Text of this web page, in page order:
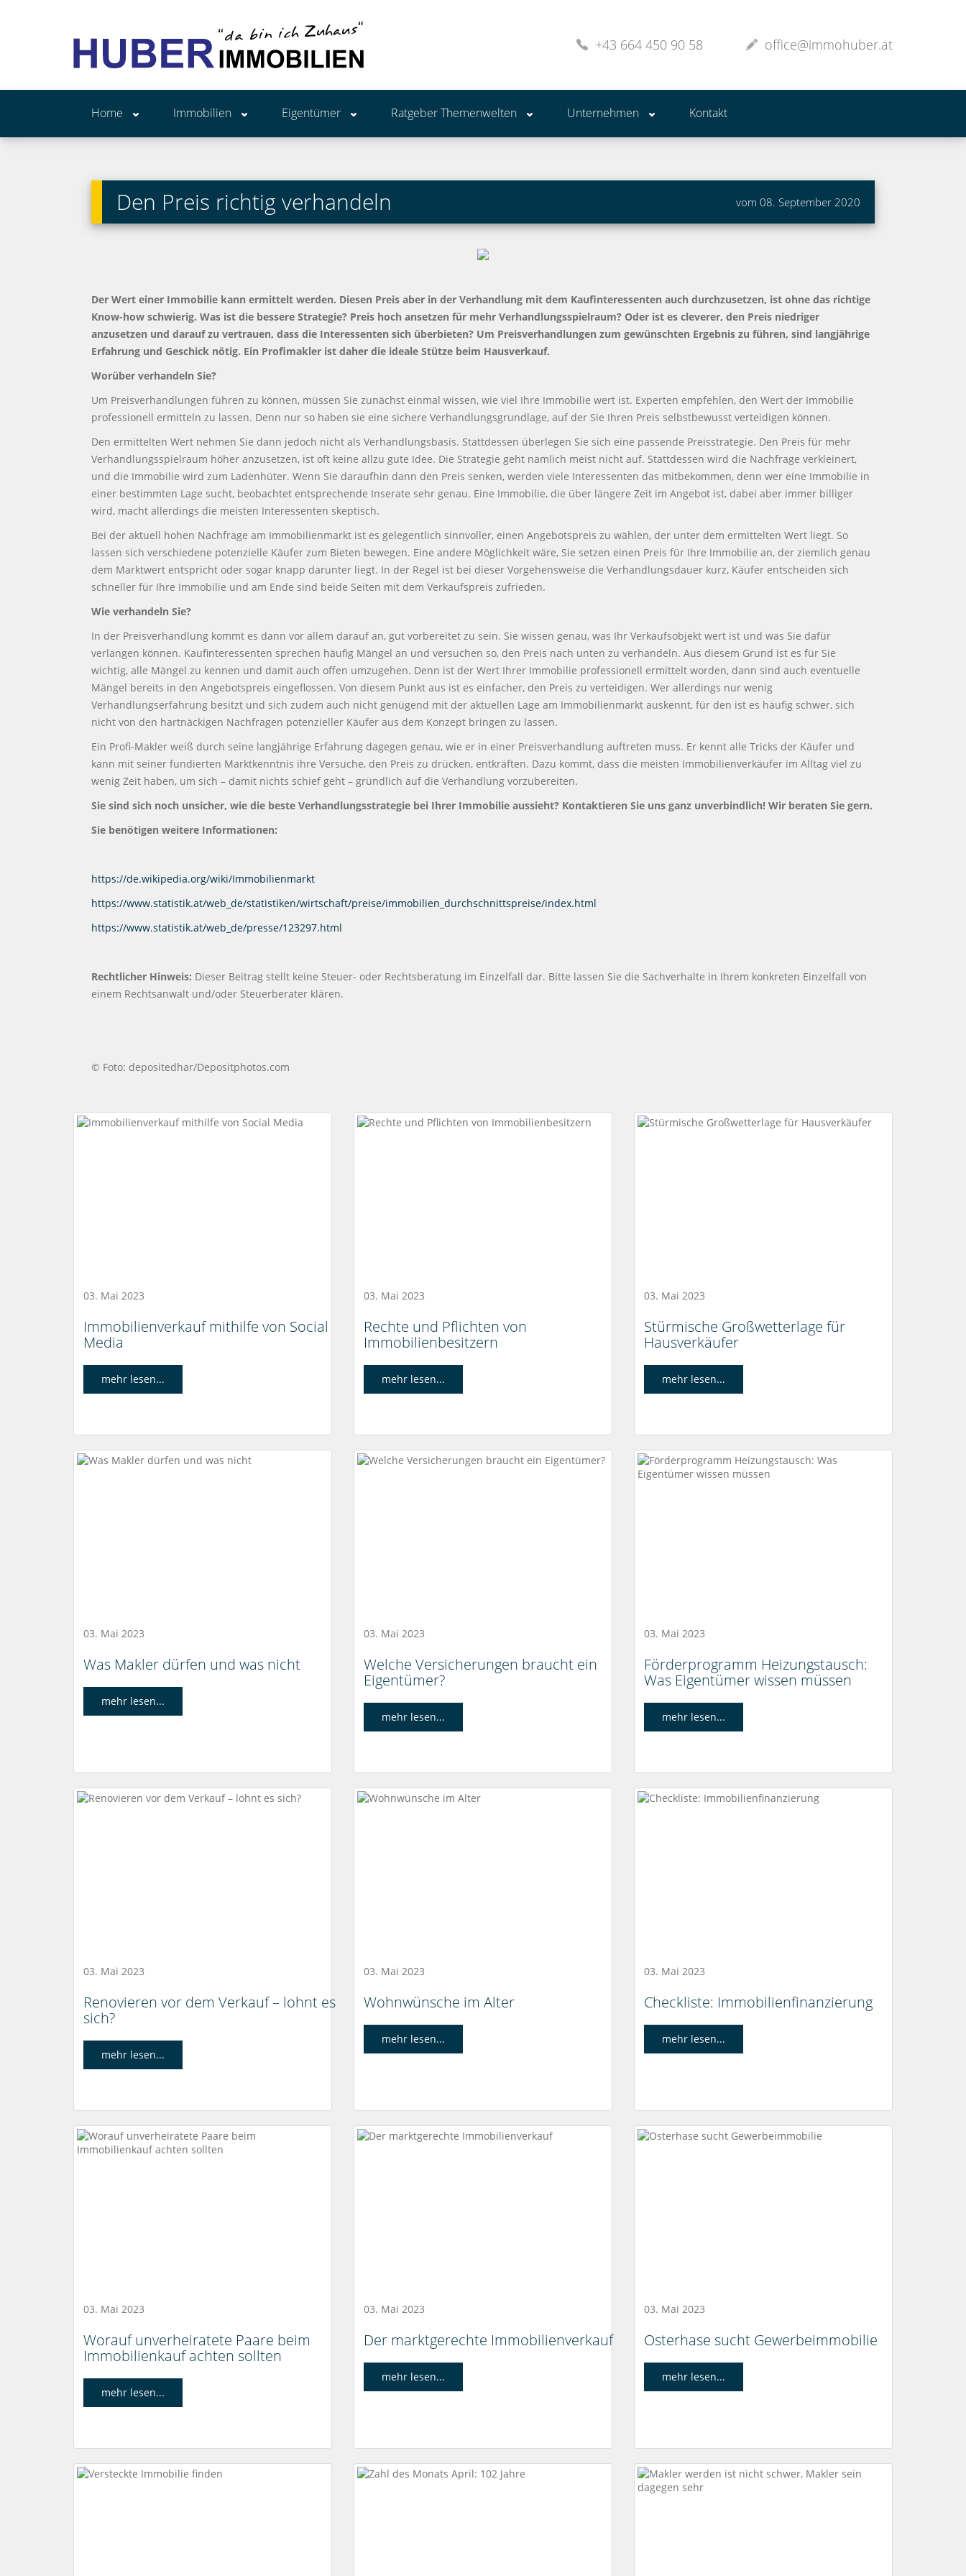
office@immohuber.at
+43 664 450 90 58
Home Immobilien Eigentümer Ratgeber Themenwelten Unternehmen Kontakt
Den Preis richtig verhandeln vom 08. September 2020
Der Wert einer Immobilie kann ermittelt werden. Diesen Preis aber in der Verhandlung mit dem Kaufinteressenten auch durchzusetzen, ist ohne das richtige
Know-how schwierig. Was ist die bessere Strategie? Preis hoch ansetzen für mehr Verhandlungsspielraum? Oder ist es cleverer, den Preis niedriger
anzusetzen und darauf zu vertrauen, dass die Interessenten sich überbieten? Um Preisverhandlungen zum gewünschten Ergebnis zu führen, sind langjährige
Erfahrung und Geschick nötig. Ein Profimakler ist daher die ideale Stütze beim Hausverkauf.
Worüber verhandeln Sie?
Um Preisverhandlungen führen zu können, müssen Sie zunächst einmal wissen, wie viel Ihre Immobilie wert ist. Experten empfehlen, den Wert der Immobilie
professionell ermitteln zu lassen. Denn nur so haben sie eine sichere Verhandlungsgrundlage, auf der Sie Ihren Preis selbstbewusst verteidigen können.
Den ermittelten Wert nehmen Sie dann jedoch nicht als Verhandlungsbasis. Stattdessen überlegen Sie sich eine passende Preisstrategie. Den Preis für mehr
Verhandlungsspielraum höher anzusetzen, ist oft keine allzu gute Idee. Die Strategie geht nämlich meist nicht auf. Stattdessen wird die Nachfrage verkleinert,
und die Immobilie wird zum Ladenhüter. Wenn Sie daraufhin dann den Preis senken, werden viele Interessenten das mitbekommen, denn wer eine Immobilie in
einer bestimmten Lage sucht, beobachtet entsprechende Inserate sehr genau. Eine Immobilie, die über längere Zeit im Angebot ist, dabei aber immer billiger
wird, macht allerdings die meisten Interessenten skeptisch.
Bei der aktuell hohen Nachfrage am Immobilienmarkt ist es gelegentlich sinnvoller, einen Angebotspreis zu wählen, der unter dem ermittelten Wert liegt. So
lassen sich verschiedene potenzielle Käufer zum Bieten bewegen. Eine andere Möglichkeit wäre, Sie setzen einen Preis für Ihre Immobilie an, der ziemlich genau
dem Marktwert entspricht oder sogar knapp darunter liegt. In der Regel ist bei dieser Vorgehensweise die Verhandlungsdauer kurz, Käufer entscheiden sich
schneller für Ihre Immobilie und am Ende sind beide Seiten mit dem Verkaufspreis zufrieden.
Wie verhandeln Sie?
In der Preisverhandlung kommt es dann vor allem darauf an, gut vorbereitet zu sein. Sie wissen genau, was Ihr Verkaufsobjekt wert ist und was Sie dafür
verlangen können. Kaufinteressenten sprechen häufig Mängel an und versuchen so, den Preis nach unten zu verhandeln. Aus diesem Grund ist es für Sie
wichtig, alle Mängel zu kennen und damit auch offen umzugehen. Denn ist der Wert Ihrer Immobilie professionell ermittelt worden, dann sind auch eventuelle
Mängel bereits in den Angebotspreis eingeflossen. Von diesem Punkt aus ist es einfacher, den Preis zu verteidigen. Wer allerdings nur wenig
Verhandlungserfahrung besitzt und sich zudem auch nicht genügend mit der aktuellen Lage am Immobilienmarkt auskennt, für den ist es häufig schwer, sich
nicht von den hartnäckigen Nachfragen potenzieller Käufer aus dem Konzept bringen zu lassen.
Ein Profi-Makler weiß durch seine langjährige Erfahrung dagegen genau, wie er in einer Preisverhandlung auftreten muss. Er kennt alle Tricks der Käufer und
kann mit seiner fundierten Marktkenntnis ihre Versuche, den Preis zu drücken, entkräften. Dazu kommt, dass die meisten Immobilienverkäufer im Alltag viel zu
wenig Zeit haben, um sich – damit nichts schief geht – gründlich auf die Verhandlung vorzubereiten.
Sie sind sich noch unsicher, wie die beste Verhandlungsstrategie bei Ihrer Immobilie aussieht? Kontaktieren Sie uns ganz unverbindlich! Wir beraten Sie gern.
Sie benötigen weitere Informationen:
https://de.wikipedia.org/wiki/Immobilienmarkt
https://www.statistik.at/web_de/statistiken/wirtschaft/preise/immobilien_durchschnittspreise/index.html
https://www.statistik.at/web_de/presse/123297.html
Rechtlicher Hinweis: Dieser Beitrag stellt keine Steuer- oder Rechtsberatung im Einzelfall dar. Bitte lassen Sie die Sachverhalte in Ihrem konkreten Einzelfall von
einem Rechtsanwalt und/oder Steuerberater klären.
© Foto: depositedhar/Depositphotos.com
03. Mai 2023
Immobilienverkauf mithilfe von Social
Media
mehr lesen...
03. Mai 2023
Rechte und Pflichten von
Immobilienbesitzern
mehr lesen...
03. Mai 2023
Stürmische Großwetterlage für
Hausverkäufer
mehr lesen...
03. Mai 2023
Was Makler dürfen und was nicht
mehr lesen...
03. Mai 2023
Welche Versicherungen braucht ein
Eigentümer?
mehr lesen...
03. Mai 2023
Förderprogramm Heizungstausch:
Was Eigentümer wissen müssen
mehr lesen...
03. Mai 2023
Renovieren vor dem Verkauf – lohnt es
sich?
mehr lesen...
03. Mai 2023
Wohnwünsche im Alter
mehr lesen...
03. Mai 2023
Checkliste: Immobilienfinanzierung
mehr lesen...
03. Mai 2023
Worauf unverheiratete Paare beim
Immobilienkauf achten sollten
mehr lesen...
03. Mai 2023
Der marktgerechte Immobilienverkauf
mehr lesen...
03. Mai 2023
Osterhase sucht Gewerbeimmobilie
mehr lesen...